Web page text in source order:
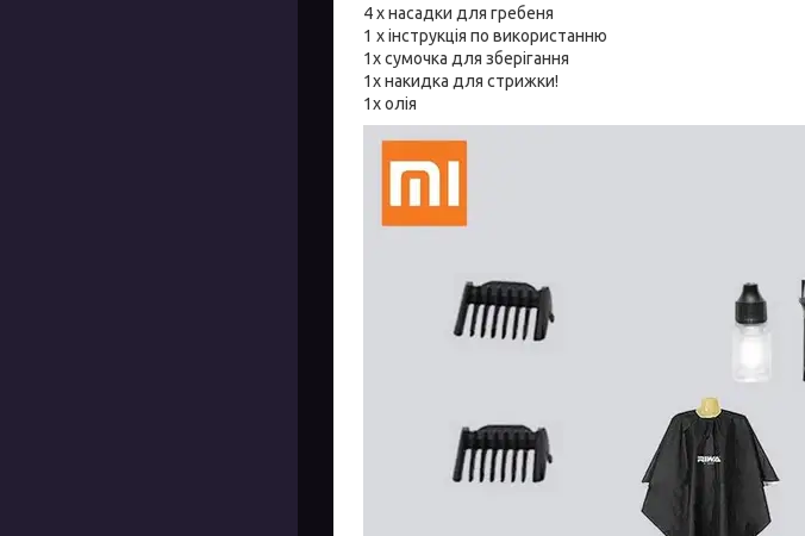
4 x насадки для гребеня
1 x інструкція по використанню
1x сумочка для зберігання
1x накидка для стрижки!
1х олія